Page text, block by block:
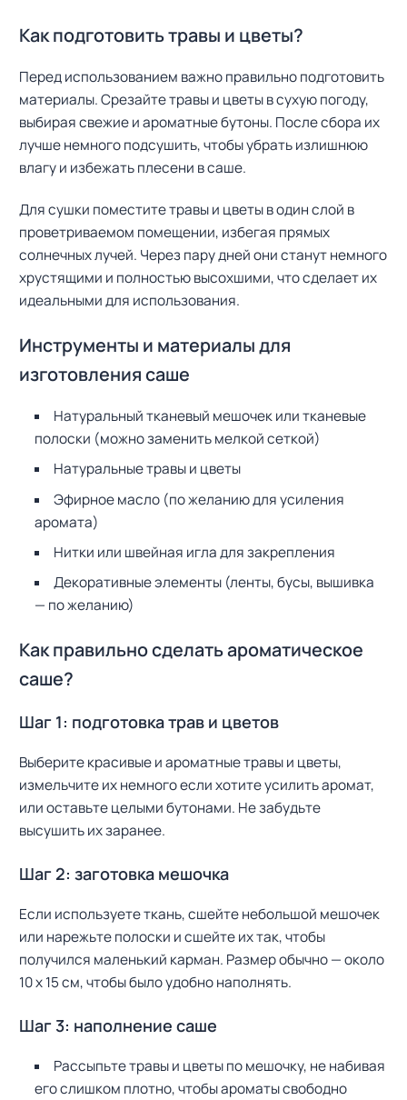
Как подготовить травы и цветы?
Перед использованием важно правильно подготовить
материалы. Срезайте травы и цветы в сухую погоду,
выбирая свежие и ароматные бутоны. После сбора их
лучше немного подсушить, чтобы убрать излишнюю
влагу и избежать плесени в саше.
Для сушки поместите травы и цветы в один слой в
проветриваемом помещении, избегая прямых
солнечных лучей. Через пару дней они станут немного
хрустящими и полностью высохшими, что сделает их
идеальными для использования.
Инструменты и материалы для
изготовления саше
Натуральный тканевый мешочек или тканевые
полоски (можно заменить мелкой сеткой)
Натуральные травы и цветы
Эфирное масло (по желанию для усиления
аромата)
Нитки или швейная игла для закрепления
Декоративные элементы (ленты, бусы, вышивка
— по желанию)
Как правильно сделать ароматическое
саше?
Шаг 1: подготовка трав и цветов
Выберите красивые и ароматные травы и цветы,
измельчите их немного если хотите усилить аромат,
или оставьте целыми бутонами. Не забудьте
высушить их заранее.
Шаг 2: заготовка мешочка
Если используете ткань, сшейте небольшой мешочек
или нарежьте полоски и сшейте их так, чтобы
получился маленький карман. Размер обычно — около
10 х 15 см, чтобы было удобно наполнять.
Шаг 3: наполнение саше
Рассыпьте травы и цветы по мешочку, не набивая
его слишком плотно, чтобы ароматы свободно